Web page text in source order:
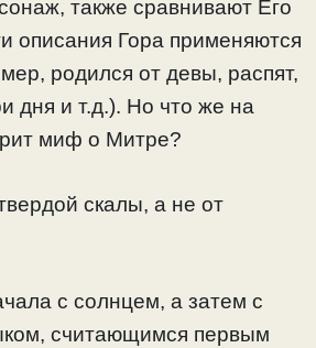
также сравнивают Его
описания Гора применяются
родился от девы, распят,
дня и т.д.). Но что же на
миф о Митре?
скалы, а не от
с солнцем, а затем с
считающимся первым